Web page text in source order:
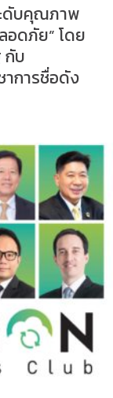
ะดับคุณภาพ
อดภัย” โดย
กับ
าการชื่อดัง